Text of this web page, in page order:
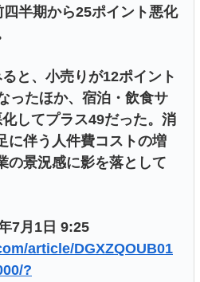
半期から25ポイント悪化
と、小売りが12ポイント
ったほか、宿泊・飲食サ
してプラス49だった。消
に伴う人件費コストの増
の景況感に影を落として
7月1日 9:25
article/DGXZQOUB01
?